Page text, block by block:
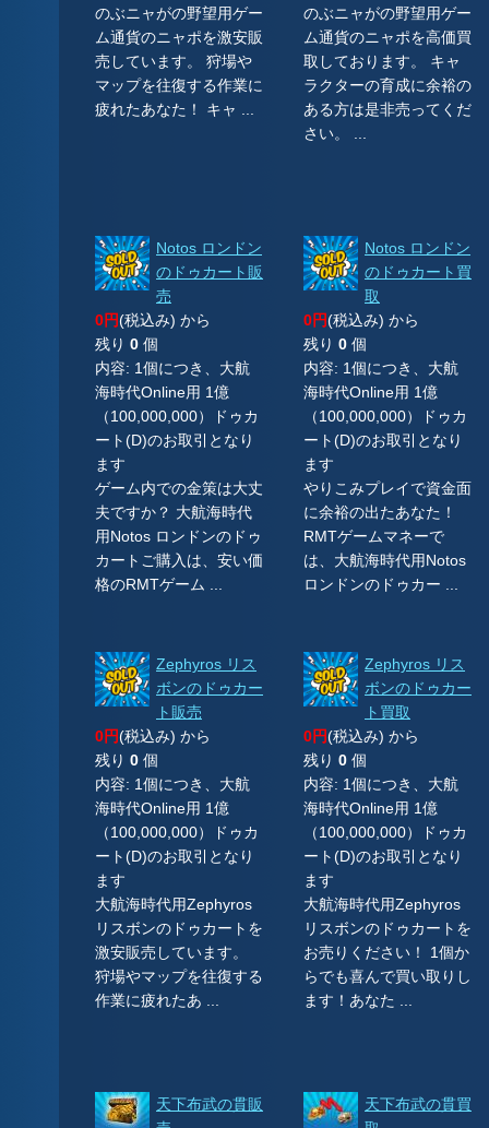
のぶニャがの野望用ゲー
ム通貨のニャポを激安販
売しています。 狩場や
マップを往復する作業に
疲れたあなた！ キャ ...
のぶニャがの野望用ゲー
ム通貨のニャポを高価買
取しております。 キャ
ラクターの育成に余裕の
ある方は是非売ってくだ
さい。 ...
Notos ロンドン
のドゥカート販
売
0円(税込み) から
残り 0 個
内容: 1個につき、大航
海時代Online用 1億
（100,000,000）ドゥカ
ート(D)のお取引となり
ます
ゲーム内での金策は大丈
夫ですか？ 大航海時代
用Notos ロンドンのドゥ
カートご購入は、安い価
格のRMTゲーム ...
Notos ロンドン
のドゥカート買
取
0円(税込み) から
残り 0 個
内容: 1個につき、大航
海時代Online用 1億
（100,000,000）ドゥカ
ート(D)のお取引となり
ます
やりこみプレイで資金面
に余裕の出たあなた！
RMTゲームマネーで
は、大航海時代用Notos
ロンドンのドゥカー ...
Zephyros リス
ボンのドゥカー
ト販売
0円(税込み) から
残り 0 個
内容: 1個につき、大航
海時代Online用 1億
（100,000,000）ドゥカ
ート(D)のお取引となり
ます
大航海時代用Zephyros
リスボンのドゥカートを
激安販売しています。
狩場やマップを往復する
作業に疲れたあ ...
Zephyros リス
ボンのドゥカー
ト買取
0円(税込み) から
残り 0 個
内容: 1個につき、大航
海時代Online用 1億
（100,000,000）ドゥカ
ート(D)のお取引となり
ます
大航海時代用Zephyros
リスボンのドゥカートを
お売りください！ 1個か
らでも喜んで買い取りし
ます！あなた ...
天下布武の貫販
天下布武の貫買